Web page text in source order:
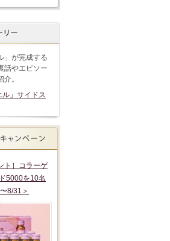
」が完成する
話やエピソー
介。
ル」サイドス
ト］コラーゲ
5000を10名
8/31＞